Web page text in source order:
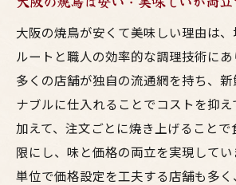
梅田の焼鳥ランキング上位
大阪の焼鳥有名店と穴場店
コスパ最強の焼鳥店を大阪
焼鳥と鳥料理を大阪の食文
鳥料理の選び方と大阪居酒屋の
大阪居酒屋で選ぶべき焼鳥
梅田の鳥料理は味付けと食
大阪の焼鳥が安くて美味しい理由は
ルートと職人の効率的な調理技術にあ
多くの店舗が独自の流通網を持ち、
ナブルに仕入れることでコストを抑え
加えて、注文ごとに焼き上げること
限にし、味と価格の両立を実現して
単位で価格設定を工夫する店舗も多